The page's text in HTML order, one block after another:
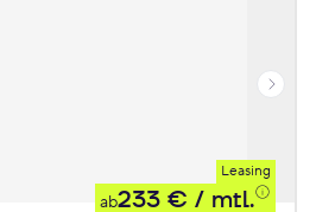
Leasing
ab233 € / mtl.